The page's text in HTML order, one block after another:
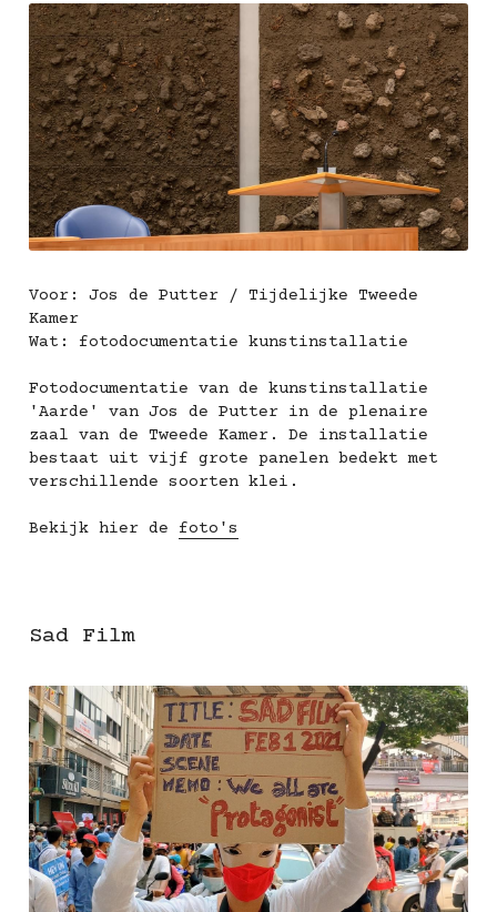
Voor: Jos de Putter / Tijdelijke Tweede
Kamer
Wat: fotodocumentatie kunstinstallatie
Fotodocumentatie van de kunstinstallatie
'Aarde' van Jos de Putter in de plenaire
zaal van de Tweede Kamer. De installatie
bestaat uit vijf grote panelen bedekt met
verschillende soorten klei.
Bekijk hier de foto's
Sad Film